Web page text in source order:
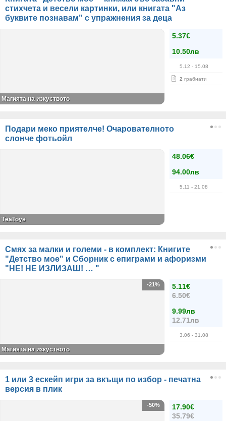
стихчета и весели картинки, или книгата "Аз
буквите познавам" с упражнения за деца
5.37€
10.50лв
5.12 - 15.08
2 грабнати
Магията на изкуството
Подари меко приятелче! Очарователното
слонче фотьойл
48.06€
94.00лв
5.11 - 21.08
ТeaToys
Смях за малки и големи - в комплект: Книгите
"Детство мое" и Сборник с епиграми и афоризми
"НЕ! НЕ ИЗЛИЗАШ! … "
5.11€
6.50€
9.99лв
12.71лв
3.06 - 31.08
-21%
Магията на изкуството
1 или 3 ескейп игри за вкъщи по избор - печатна
версия в плик
17.90€
35.79€
-50%